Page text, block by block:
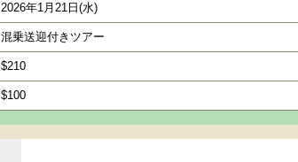
2026年1月21日(水)
混乗送迎付きツアー
$210
$100